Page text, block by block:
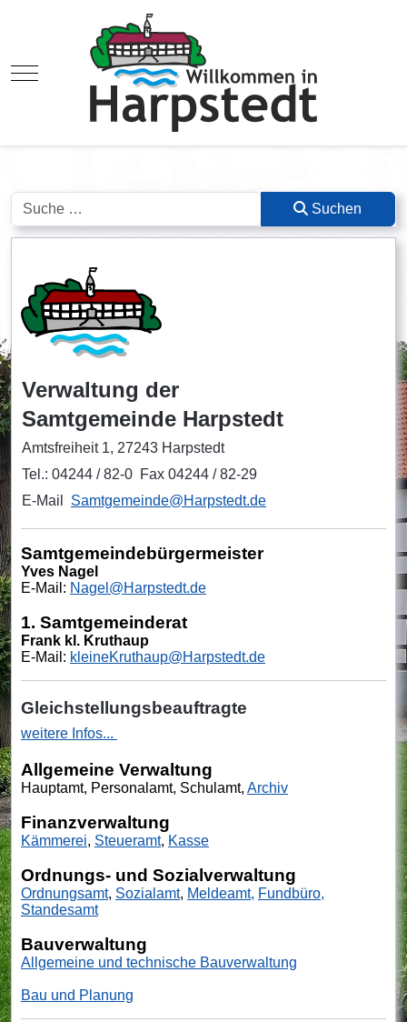
Mobile Menu Toggle
Suchen Suchen
Verwaltung der
Samtgemeinde Harpstedt
Amtsfreiheit 1, 27243 Harpstedt
Tel.: 04244 / 82-0 Fax 04244 / 82-29
E-Mail Samtgemeinde@Harpstedt.de
Samtgemeindebürgermeister
Yves Nagel
E-Mail: Nagel@Harpstedt.de
1. Samtgemeinderat
Frank kl. Kruthaup
E-Mail: kleineKruthaup@Harpstedt.de
Gleichstellungsbeauftragte
weitere Infos...
Allgemeine Verwaltung
Hauptamt, Personalamt, Schulamt, Archiv
Finanzverwaltung
Kämmerei, Steueramt, Kasse
Ordnungs- und Sozialverwaltung
Ordnungsamt, Sozialamt, Meldeamt, Fundbüro,
Standesamt
Bauverwaltung
Allgemeine und technische Bauverwaltung
Bau und Planung